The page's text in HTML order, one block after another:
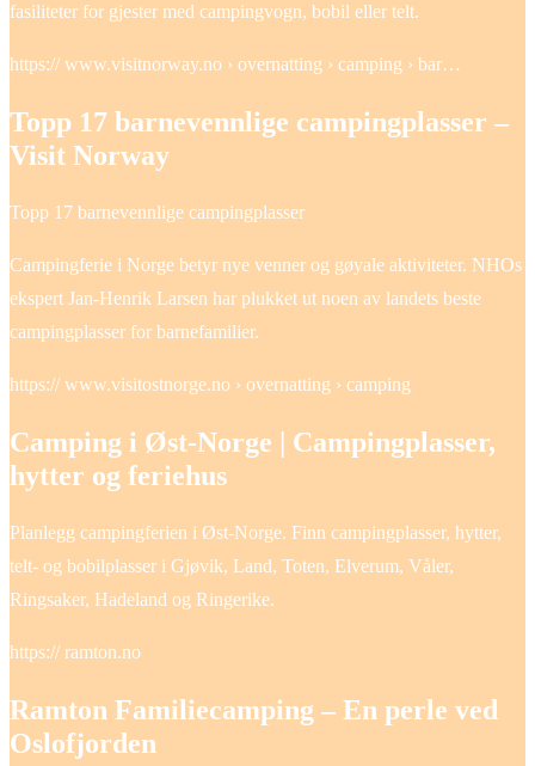
fasiliteter for gjester med campingvogn, bobil eller telt.
https:// www.visitnorway.no › overnatting › camping › bar…
Topp 17 barnevennlige campingplasser –
Visit Norway
Topp 17 barnevennlige campingplasser
Campingferie i Norge betyr nye venner og gøyale aktiviteter. NHOs
ekspert Jan-Henrik Larsen har plukket ut noen av landets beste
campingplasser for barnefamilier.
https:// www.visitostnorge.no › overnatting › camping
Camping i Øst-Norge | Campingplasser,
hytter og feriehus
Planlegg campingferien i Øst-Norge. Finn campingplasser, hytter,
telt- og bobilplasser i Gjøvik, Land, Toten, Elverum, Våler,
Ringsaker, Hadeland og Ringerike.
https:// ramton.no
Ramton Familiecamping – En perle ved
Oslofjorden